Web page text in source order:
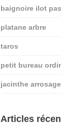
baignoire ilot
platane arbre
taros
petit bureau
jacinthe arrosage
Articles